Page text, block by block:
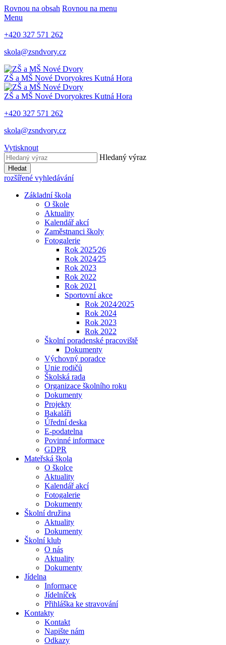
Rovnou na obsah Rovnou na menu
Menu
+420 327 571 262
skola@zsndvory.cz
ZŠ a MŠ Nové Dvoryokres Kutná Hora
ZŠ a MŠ Nové Dvoryokres Kutná Hora
+420 327 571 262
skola@zsndvory.cz
Vytisknout
Hledaný výraz
Hledat
rozšířené vyhledávání
Základní škola
O škole
Aktuality
Kalendář akcí
Zaměstnanci školy
Fotogalerie
Rok 2025⁄26
Rok 2024⁄25
Rok 2023
Rok 2022
Rok 2021
Sportovní akce
Rok 2024⁄2025
Rok 2024
Rok 2023
Rok 2022
Školní poradenské pracoviště
Dokumenty
Výchovný poradce
Unie rodičů
Školská rada
Organizace školního roku
Dokumenty
Projekty
Bakaláři
Úřední deska
E-podatelna
Povinné informace
GDPR
Mateřská škola
O školce
Aktuality
Kalendář akcí
Fotogalerie
Dokumenty
Školní družina
Aktuality
Dokumenty
Školní klub
O nás
Aktuality
Dokumenty
Jídelna
Informace
Jídelníček
Přihláška ke stravování
Kontakty
Kontakt
Napište nám
Odkazy